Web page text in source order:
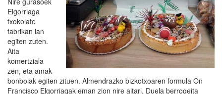
Elgorriaga
txokolate
fabrikan lan
egiten zuten.
Aita
komertziala
zen, eta amak
bonboiak egiten zituen. Almendrazko bizkotxoaren formula On
Francisco Elgorriagak eman zion nire aitari. Duela berrogeita